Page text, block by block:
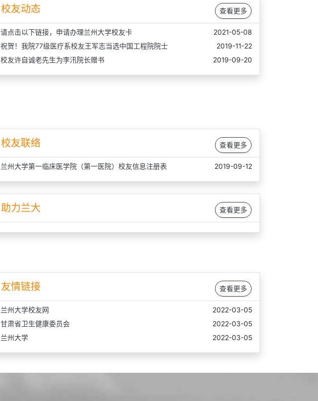
校友动态 查看更多
请点击以下链接，申请办理兰州大学校友卡
2021-05-08
祝贺！我院77级医疗系校友王军志当选中国工程院院士
2019-11-22
校友许自诚老先生为李汛院长赠书
2019-09-20
校友联络 查看更多
兰州大学第一临床医学院（第一医院）校友信息注册表 2019-09-12
助力兰大 查看更多
友情链接 查看更多
兰州大学校友网
2022-03-05
甘肃省卫生健康委员会
2022-03-05
兰州大学
2022-03-05